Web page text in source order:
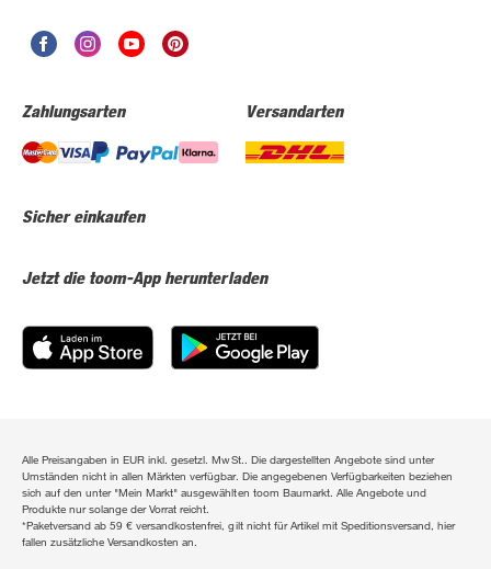
Zahlungsarten Versandarten
Sicher einkaufen
Jetzt die toom-App herunterladen
Alle Preisangaben in EUR inkl. gesetzl. MwSt.. Die dargestellten Angebote sind unter
Umständen nicht in allen Märkten verfügbar. Die angegebenen Verfügbarkeiten beziehen
sich auf den unter "Mein Markt" ausgewählten toom Baumarkt. Alle Angebote und
Produkte nur solange der Vorrat reicht.
*Paketversand ab 59 € versandkostenfrei, gilt nicht für Artikel mit Speditionsversand, hier
fallen zusätzliche Versandkosten an.